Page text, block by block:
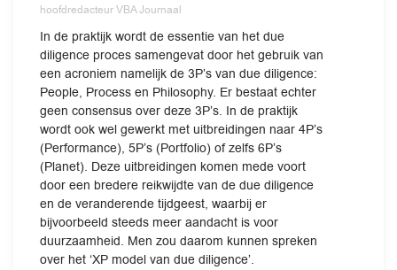
hoofdredacteur VBA Journaal
In de praktijk wordt de essentie van het due
diligence proces samengevat door het gebruik van
een acroniem namelijk de 3P’s van due diligence:
People, Process en Philosophy. Er bestaat echter
geen consensus over deze 3P’s. In de praktijk
wordt ook wel gewerkt met uitbreidingen naar 4P’s
(Performance), 5P’s (Portfolio) of zelfs 6P’s
(Planet). Deze uitbreidingen komen mede voort
door een bredere reikwijdte van de due diligence
en de veranderende tijdgeest, waarbij er
bijvoorbeeld steeds meer aandacht is voor
duurzaamheid. Men zou daarom kunnen spreken
over het ‘XP model van due diligence’.